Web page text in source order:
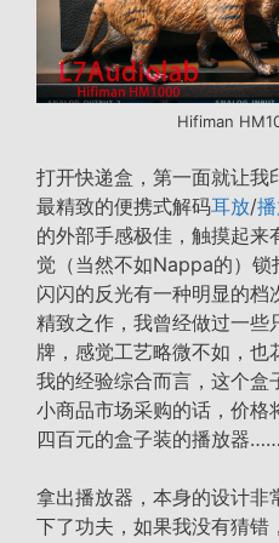
Hifiman
打开快递盒，第一面就让我
最精致的便携式解码耳放/
的外部手感极佳，触摸起
觉（当然不如Nappa的）锁
闪闪的反光有一种明显的档
精致之作，我曾经做过一些
牌，感觉工艺略微不如，也
我的经验综合而言，这个盒
小商品市场采购的话，价
四百元的盒子装的播放器……
拿出播放器，本身的设计非
下了功夫，如果我没有猜错